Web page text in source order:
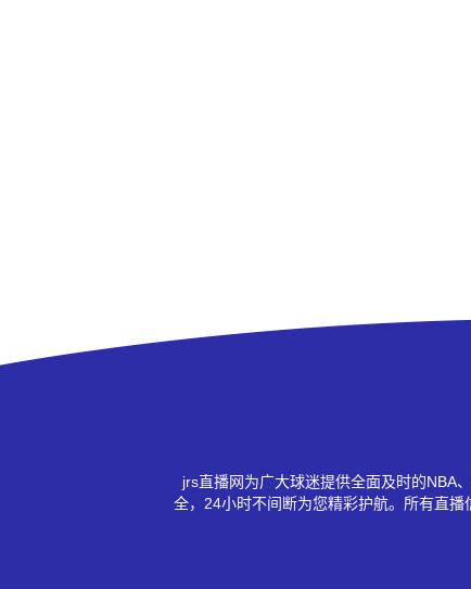
jrs直播网为广大球迷提供全面及时的NBA
全，24小时不间断为您精彩护航。所有直